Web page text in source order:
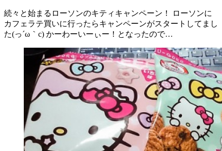
続々と始まるローソンのキティキャンペーン！ ローソンに
カフェラテ買いに行ったらキャンペーンがスタートしてまし
た(っ´ω｀c) かーわーいーぃー！となったので…